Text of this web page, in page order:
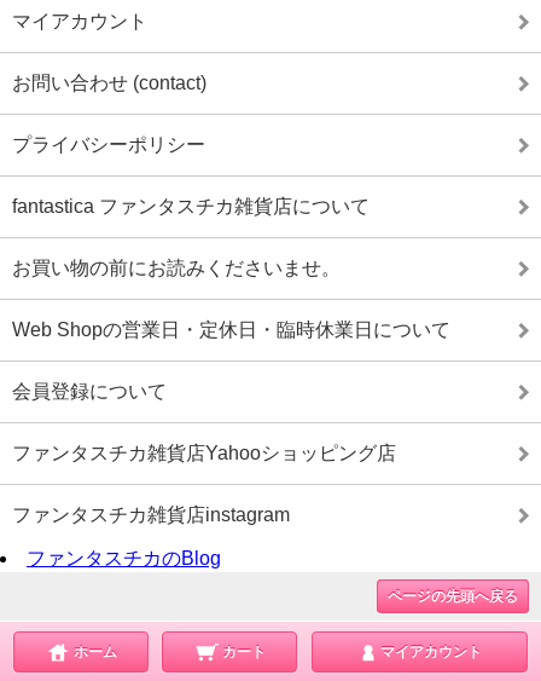
マイアカウント
お問い合わせ (contact)
プライバシーポリシー
fantastica ファンタスチカ雑貨店について
お買い物の前にお読みくださいませ。
Web Shopの営業日・定休日・臨時休業日について
会員登録について
ファンタスチカ雑貨店Yahooショッピング店
ファンタスチカ雑貨店instagram
ファンタスチカのBlog
ページの先頭へ戻る
ホーム カート マイアカウント